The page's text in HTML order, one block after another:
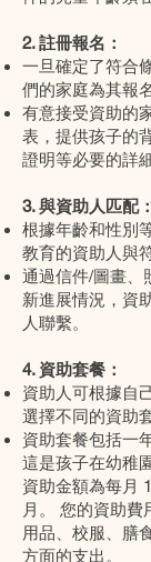
2. 註冊報名：
一旦確定了符合
們的家庭為其報
有意接受資助的
表，提供孩子的
證明等必要的詳
3. 與資助人匹配：
根據年齡和性別
教育的資助人與
通過信件/圖畫、
新進展情況，資
人聯繫。
4. 資助套餐：
資助人可根據自
選擇不同的資助
資助套餐包括一
這是孩子在幼稚
資助金額為每月
月。 您的資助費
用品、校服、膳
方面的支出。